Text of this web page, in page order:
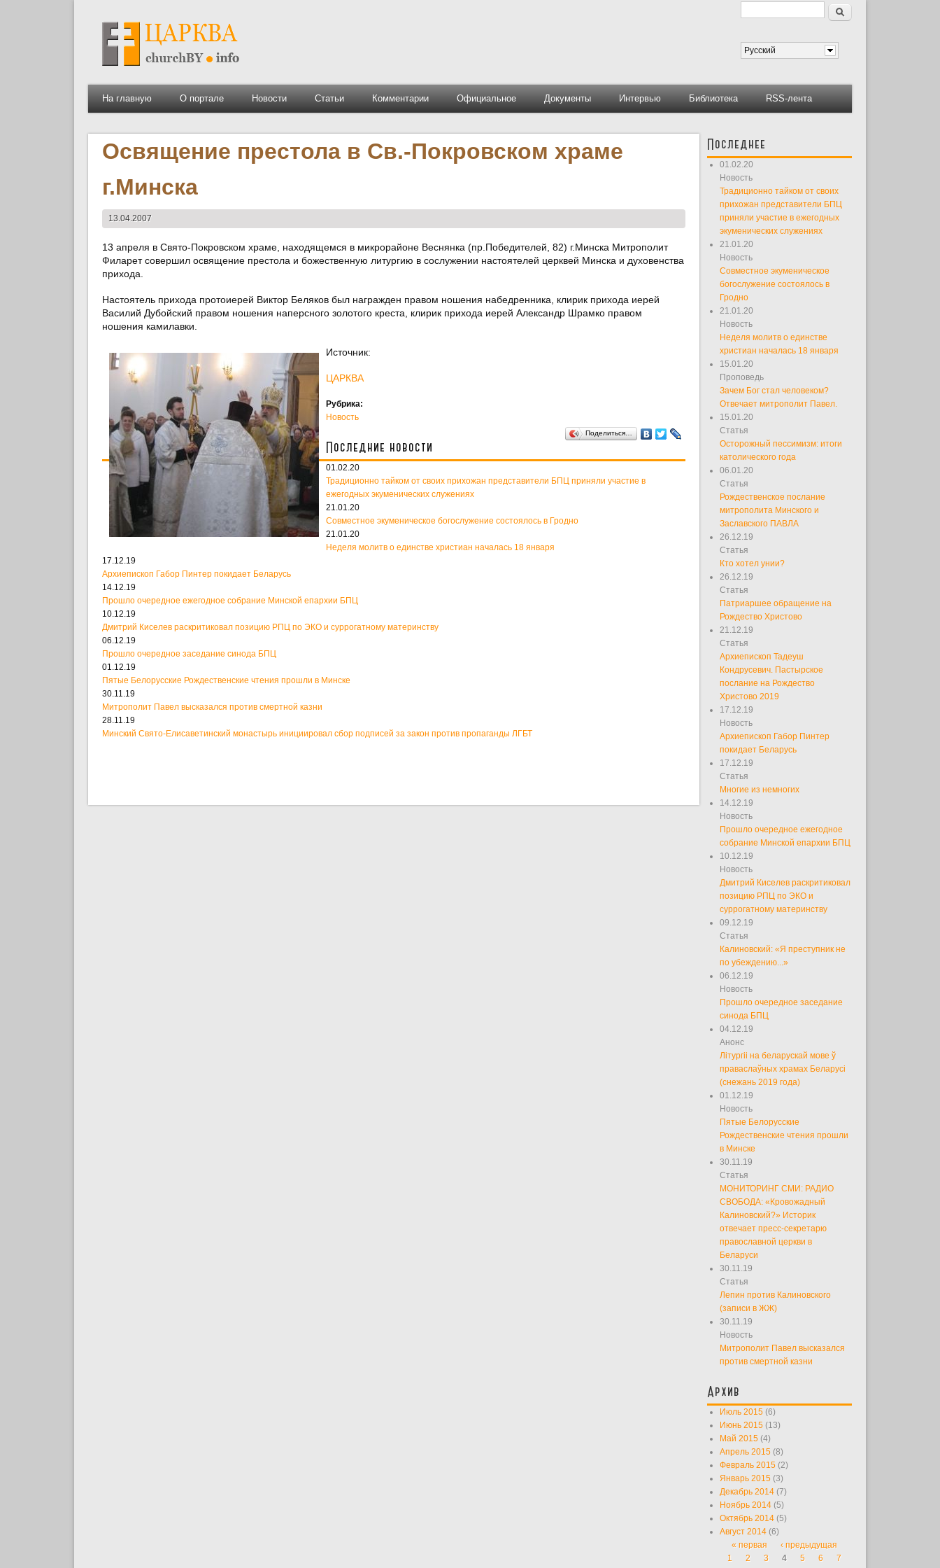
Форма поиска
Поиск
Русский
На главную О портале Новости Статьи Комментарии Официальное Документы Интервью Библиотека RSS-лента
Освящение престола в Св.-Покровском храме
г.Минска
13.04.2007
13 апреля в Свято-Покровском храме, находящемся в микрорайоне Веснянка (пр.Победителей, 82) г.Минска Митрополит
Филарет совершил освящение престола и божественную литургию в сослужении настоятелей церквей Минска и духовенства
прихода.
Настоятель прихода протоиерей Виктор Беляков был награжден правом ношения набедренника, клирик прихода иерей
Василий Дубойский правом ношения наперсного золотого креста, клирик прихода иерей Александр Шрамко правом
ношения камилавки.
Источник:
ЦАРКВА
Рубрика:
Новость
Поделиться…
Последние новости
01.02.20
Традиционно тайком от своих прихожан представители БПЦ приняли участие в
ежегодных экуменических служениях
21.01.20
Совместное экуменическое богослужение состоялось в Гродно
21.01.20
Неделя молитв о единстве христиан началась 18 января
17.12.19
Архиепископ Габор Пинтер покидает Беларусь
14.12.19
Прошло очередное ежегодное собрание Минской епархии БПЦ
10.12.19
Дмитрий Киселев раскритиковал позицию РПЦ по ЭКО и суррогатному материнству
06.12.19
Прошло очередное заседание синода БПЦ
01.12.19
Пятые Белорусские Рождественские чтения прошли в Минске
30.11.19
Митрополит Павел высказался против смертной казни
28.11.19
Минский Свято-Елисаветинский монастырь инициировал сбор подписей за закон против пропаганды ЛГБТ
Последнее
01.02.20
Новость
Традиционно тайком от своих
прихожан представители БПЦ
приняли участие в ежегодных
экуменических служениях
21.01.20
Новость
Совместное экуменическое
богослужение состоялось в
Гродно
21.01.20
Новость
Неделя молитв о единстве
христиан началась 18 января
15.01.20
Проповедь
Зачем Бог стал человеком?
Отвечает митрополит Павел.
15.01.20
Статья
Осторожный пессимизм: итоги
католического года
06.01.20
Статья
Рождественское послание
митрополита Минского и
Заславского ПАВЛА
26.12.19
Статья
Кто хотел унии?
26.12.19
Статья
Патриаршее обращение на
Рождество Христово
21.12.19
Статья
Архиепископ Тадеуш
Кондрусевич. Пастырское
послание на Рождество
Христово 2019
17.12.19
Новость
Архиепископ Габор Пинтер
покидает Беларусь
17.12.19
Статья
Многие из немногих
14.12.19
Новость
Прошло очередное ежегодное
собрание Минской епархии БПЦ
10.12.19
Новость
Дмитрий Киселев раскритиковал
позицию РПЦ по ЭКО и
суррогатному материнству
09.12.19
Статья
Калиновский: «Я преступник не
по убеждению...»
06.12.19
Новость
Прошло очередное заседание
синода БПЦ
04.12.19
Анонс
Літургіі на беларускай мове ў
праваслаўных храмах Беларусі
(снежань 2019 года)
01.12.19
Новость
Пятые Белорусские
Рождественские чтения прошли
в Минске
30.11.19
Статья
МОНИТОРИНГ СМИ: РАДИО
СВОБОДА: «Кровожадный
Калиновский?» Историк
отвечает пресс-секретарю
православной церкви в
Беларуси
30.11.19
Статья
Лепин против Калиновского
(записи в ЖЖ)
30.11.19
Новость
Митрополит Павел высказался
против смертной казни
Архив
Июль 2015 (6)
Июнь 2015 (13)
Май 2015 (4)
Апрель 2015 (8)
Февраль 2015 (2)
Январь 2015 (3)
Декабрь 2014 (7)
Ноябрь 2014 (5)
Октябрь 2014 (5)
Август 2014 (6)
Страницы
« первая
‹ предыдущая
1
2 3 4 5 6
7